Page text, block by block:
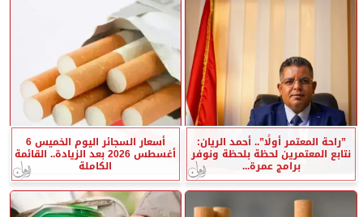
”راحة المعتمر أولًا”.. أحمد الريان:
نتابع المعتمرين لحظة بلحظة ونوفر
برامج عمرة...
أسعار السجائر اليوم الخميس 6
أغسطس 2026 بعد الزيادة.. القائمة
الكاملة